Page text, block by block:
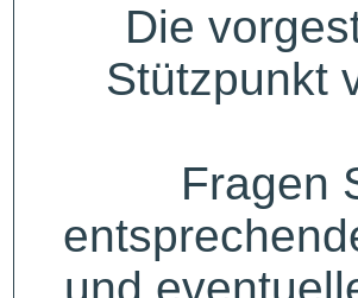
Die
Stützpunkt
Fragen